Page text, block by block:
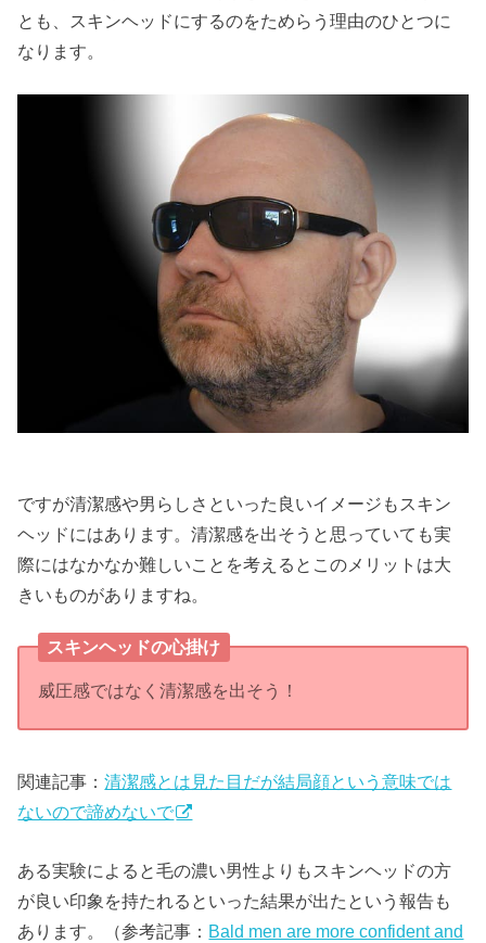
とも、スキンヘッドにするのをためらう理由のひとつに
なります。
ですが清潔感や男らしさといった良いイメージもスキン
ヘッドにはあります。清潔感を出そうと思っていても実
際にはなかなか難しいことを考えるとこのメリットは大
きいものがありますね。
スキンヘッドの心掛け
威圧感ではなく清潔感を出そう！
関連記事：清潔感とは見た目だが結局顔という意味では
ないので諦めないで
ある実験によると毛の濃い男性よりもスキンヘッドの方
が良い印象を持たれるといった結果が出たという報告も
あります。（参考記事： Bald men are more confident and